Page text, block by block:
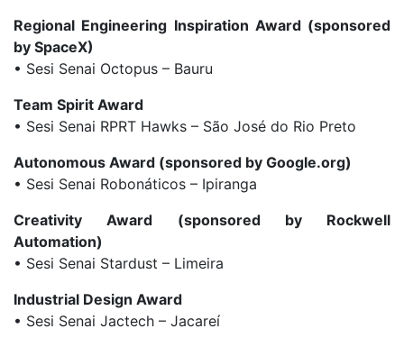
Regional Engineering Inspiration Award (sponsored
by SpaceX)
• Sesi Senai Octopus – Bauru
Team Spirit Award
• Sesi Senai RPRT Hawks – São José do Rio Preto
Autonomous Award (sponsored by Google.org)
• Sesi Senai Robonáticos – Ipiranga
Creativity Award (sponsored by Rockwell
Automation)
• Sesi Senai Stardust – Limeira
Industrial Design Award
• Sesi Senai Jactech – Jacareí